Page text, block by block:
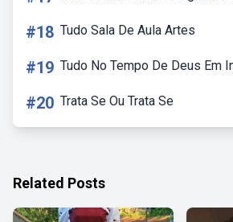
#18 Tudo Sala De Aula Artes
#19 Tudo No Tempo De Deus Em
#20 Trata Se Ou Trata Se
Related Posts